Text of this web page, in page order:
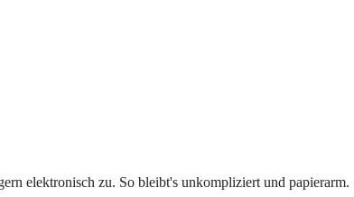
elektronisch zu. So bleibt's unkompliziert und papierarm.